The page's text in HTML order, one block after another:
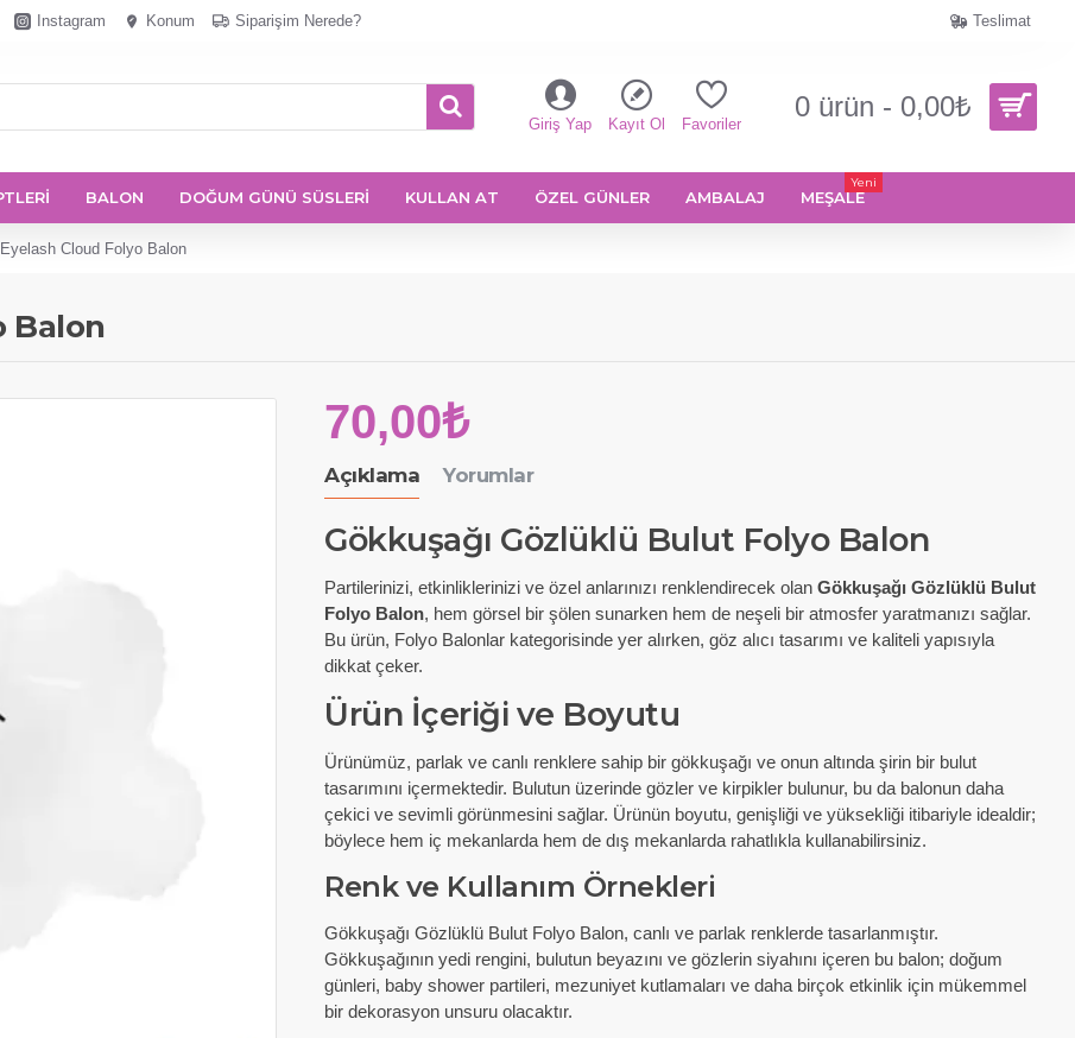
Instagram Konum Siparişim Nerede? Teslimat
Giriş Yap Kayıt Ol Favoriler
0 ürün - 0,00₺
BALON DOĞUM GÜNÜ SÜSLERİ KULLAN AT ÖZEL GÜNLER AMBALAJ MEŞALE
Yeni
Cloud Folyo Balon
Balon
Açıklama Yorumlar
Gökkuşağı Gözlüklü Bulut Folyo Balon
Partilerinizi, etkinliklerinizi ve özel anlarınızı renklendirecek olan Gökkuşağı Gözlüklü Bulut
Folyo Balon, hem görsel bir şölen sunarken hem de neşeli bir atmosfer yaratmanızı sağlar.
Bu ürün, Folyo Balonlar kategorisinde yer alırken, göz alıcı tasarımı ve kaliteli yapısıyla
dikkat çeker.
Ürün İçeriği ve Boyutu
Ürünümüz, parlak ve canlı renklere sahip bir gökkuşağı ve onun altında şirin bir bulut
tasarımını içermektedir. Bulutun üzerinde gözler ve kirpikler bulunur, bu da balonun daha
çekici ve sevimli görünmesini sağlar. Ürünün boyutu, genişliği ve yüksekliği itibariyle idealdir;
böylece hem iç mekanlarda hem de dış mekanlarda rahatlıkla kullanabilirsiniz.
Renk ve Kullanım Örnekleri
Gökkuşağı Gözlüklü Bulut Folyo Balon, canlı ve parlak renklerde tasarlanmıştır.
Gökkuşağının yedi rengini, bulutun beyazını ve gözlerin siyahını içeren bu balon; doğum
günleri, baby shower partileri, mezuniyet kutlamaları ve daha birçok etkinlik için mükemmel
bir dekorasyon unsuru olacaktır.
70,00₺